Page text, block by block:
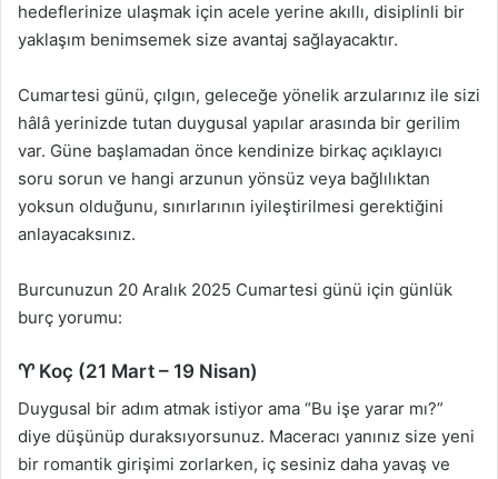
hedeflerinize ulaşmak için acele yerine akıllı, disiplinli bir
yaklaşım benimsemek size avantaj sağlayacaktır.
Cumartesi günü, çılgın, geleceğe yönelik arzularınız ile sizi
hâlâ yerinizde tutan duygusal yapılar arasında bir gerilim
var. Güne başlamadan önce kendinize birkaç açıklayıcı
soru sorun ve hangi arzunun yönsüz veya bağlılıktan
yoksun olduğunu, sınırlarının iyileştirilmesi gerektiğini
anlayacaksınız.
Burcunuzun 20 Aralık 2025 Cumartesi günü için günlük
burç yorumu:
♈ Koç (21 Mart – 19 Nisan)
Duygusal bir adım atmak istiyor ama “Bu işe yarar mı?”
diye düşünüp duraksıyorsunuz. Maceracı yanınız size yeni
bir romantik girişimi zorlarken, iç sesiniz daha yavaş ve